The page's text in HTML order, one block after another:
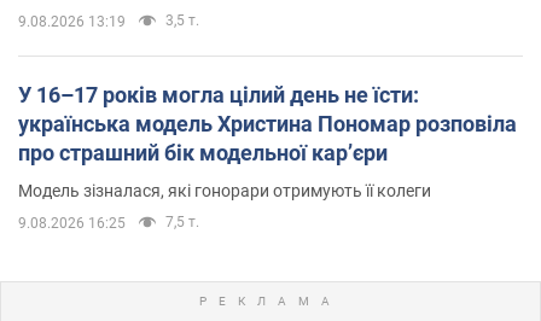
9.08.2026 13:19 3,5 т.
У 16–17 років могла цілий день не їсти:
українська модель Христина Пономар розповіла
про страшний бік модельної кар’єри
Модель зізналася, які гонорари отримують її колеги
9.08.2026 16:25 7,5 т.